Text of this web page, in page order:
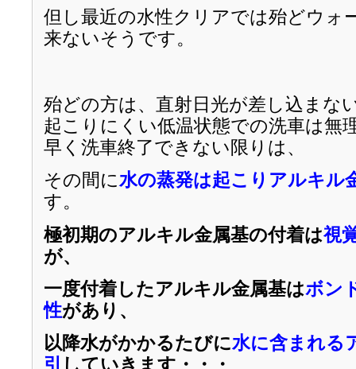
但し最近の水性クリアでは殆どウォ
来ないそうです。
殆どの方は、直射日光が差し込まな
起こりにくい低温状態での洗車は無
早く洗車終了できない限りは、
その間に水の蒸発は起こりアルキル
す。
極初期のアルキル金属基の付着は視
が、
一度付着したアルキル金属基はボン
性があり、
以降水がかかるたびに水に含まれる
引 していきます・・・